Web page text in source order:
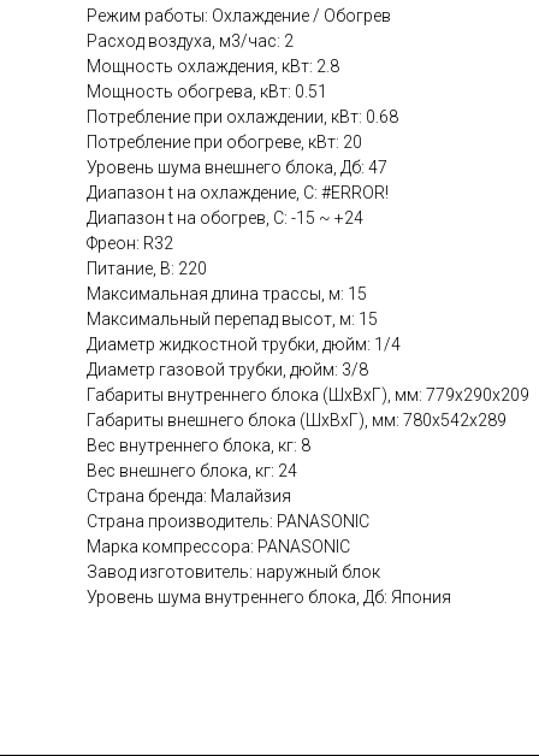
Режим работы: Охлаждение / Обогрев
Расход воздуха, м3/час: 2
Мощность охлаждения, кВт: 2.8
Мощность обогрева, кВт: 0.51
Потребление при охлаждении, кВт: 0.68
Потребление при обогреве, кВт: 20
Уровень шума внешнего блока, Дб: 47
Диапазон t на охлаждение, C: #ERROR!
Диапазон t на обогрев, C: -15 ~ +24
Фреон: R32
Питание, В: 220
Максимальная длина трассы, м: 15
Максимальный перепад высот, м: 15
Диаметр жидкостной трубки, дюйм: 1/4
Диаметр газовой трубки, дюйм: 3/8
Габариты внутреннего блока (ШхВхГ), мм: 779х290х209
Габариты внешнего блока (ШхВхГ), мм: 780х542х289
Вес внутреннего блока, кг: 8
Вес внешнего блока, кг: 24
Страна бренда: Малайзия
Страна производитель: PANASONIC
Марка компрессора: PANASONIC
Завод изготовитель: наружный блок
Уровень шума внутреннего блока, Дб: Япония